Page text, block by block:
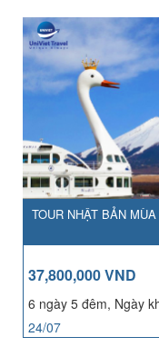
TOUR NHẬT BẢN
37,800,000 VND
6 ngày 5 đêm, Ngày
24/07